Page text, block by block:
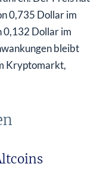
0,735 Dollar im
0,132 Dollar im
bleibt
Kryptomarkt,